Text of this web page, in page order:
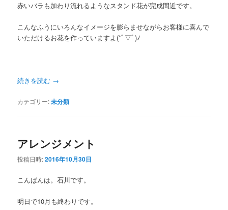
赤いバラも加わり流れるようなスタンド花が完成間近です。
こんなふうにいろんなイメージを膨らませながらお客様に喜んで
いただけるお花を作っていますよ(*ﾟ▽ﾟ)ﾉ
続きを読む →
カテゴリー:未分類
アレンジメント
投稿日時:2016年10月30日
こんばんは。石川です。
明日で10月も終わりです。